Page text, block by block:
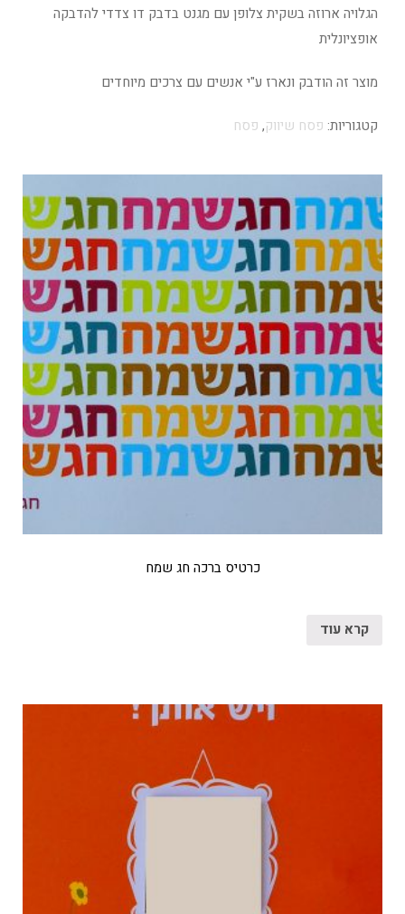
הגלויה ארוזה בשקית צלופן עם מגנט בדבק דו צדדי להדבקה
אופציונלית
מוצר זה הודבק ונארז ע"י אנשים עם צרכים מיוחדים
קטגוריות: פסח שיווק, פסח
כרטיס ברכה חג שמח
קרא עוד